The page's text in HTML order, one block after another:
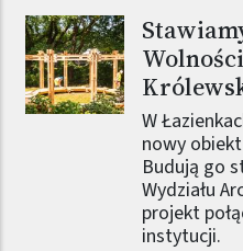
W
nowy
Budują go
Wydziału
projekt
instytucji.